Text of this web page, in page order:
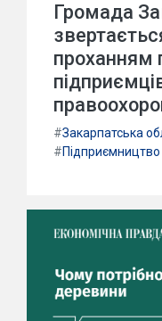
Громада
проханням
#Закарпатська
#Підприємництво